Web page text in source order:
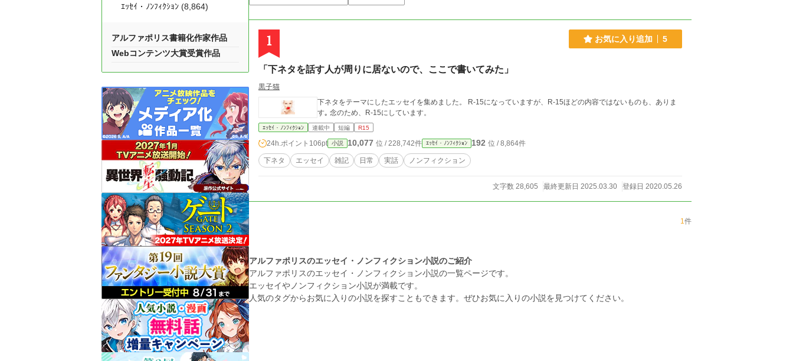
1 お気に入り追加 5
「下ネタを話す人が周りに居ないので、ここで書いてみた」
黒子猫
下ネタをテーマにしたエッセイを集めました。 R-15になっていますが、R-15ほどの内容ではないものも、ありま
す｡ 念のため、R-15にしています。
ｴｯｾｲ・ﾉﾝﾌｨｸｼｮﾝ 連載中 短編 R15
24h.ポイント 106pt 小説 10,077 位 / 228,742件 ｴｯｾｲ・ﾉﾝﾌｨｸｼｮﾝ 192 位 / 8,864件
下ネタ エッセイ 雑記 日常 実話 ノンフィクション
文字数 28,605 最終更新日 2025.03.30 登録日 2020.05.26
1件
アルファポリスのエッセイ・ノンフィクション小説のご紹介
アルファポリスのエッセイ・ノンフィクション小説の一覧ページです。
エッセイやノンフィクション小説が満載です。
人気のタグからお気に入りの小説を探すこともできます。ぜひお気に入りの小説を見つけてください。
ｴｯｾｲ・ﾉﾝﾌｨｸｼｮﾝ (8,864)
アルファポリス書籍化作家作品
Webコンテンツ大賞受賞作品